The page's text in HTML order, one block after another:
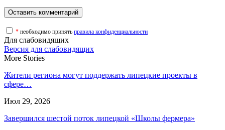
* необходимо принять правила конфиденциальности
Для слабовидящих
Версия для слабовидящих
More Stories
Жители региона могут поддержать липецкие проекты в
сфере…
Июл 29, 2026
Завершился шестой поток липецкой «Школы фермера»